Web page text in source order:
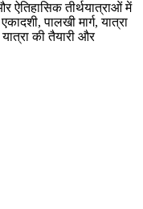
ऐतिहासिक तीर्थयात्राओं में
पालखी मार्ग, यात्रा
की तैयारी और